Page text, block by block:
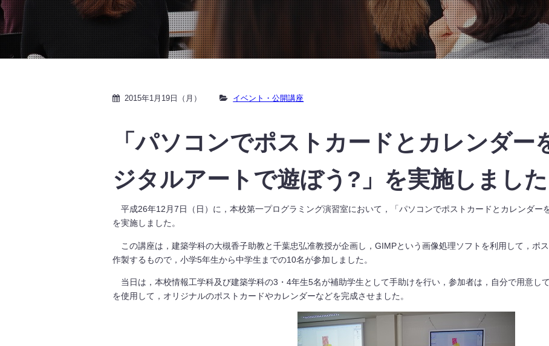
2015年1月19日（月） イベント・公開講座
「パソコンでポストカードとカレンダー
ジタルアートで遊ぼう?」を実施しました
平成26年12月7日（日）に，本校第一プログラミング演習室において，「パソコンでポストカードとカレンダー
を実施しました。
この講座は，建築学科の大槻香子助教と千葉忠弘准教授が企画し，GIMPという画像処理ソフトを利用して，ポ
作製するもので，小学5年生から中学生までの10名が参加しました。
当日は，本校情報工学科及び建築学科の3・4年生5名が補助学生として手助けを行い，参加者は，自分で用意し
を使用して，オリジナルのポストカードやカレンダーなどを完成させました。